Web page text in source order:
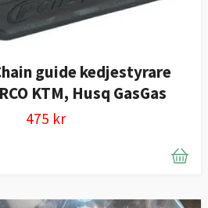
guide kedjestyrare
KTM, Husq GasGas
475 kr